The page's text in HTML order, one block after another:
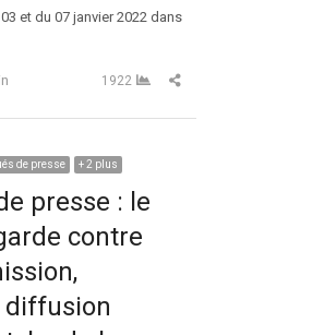
et du 07 janvier 2022 dans
1922 Partager cet article
de presse + 2 plus
presse : le
contre